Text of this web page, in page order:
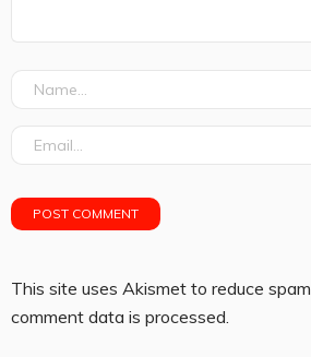
This site uses Akismet to reduce spam.
comment data is processed.